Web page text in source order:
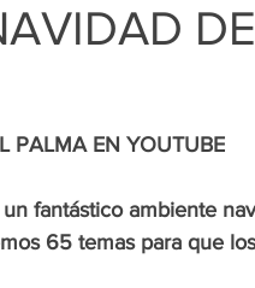
PALMA EN YOUTUBE
fantástico ambiente
65 temas para que